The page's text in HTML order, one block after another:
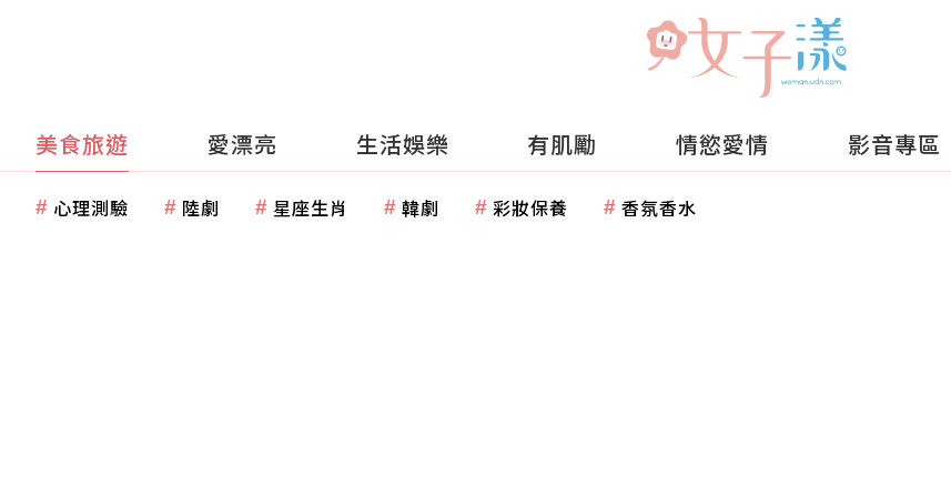
美食旅遊 愛漂亮 生活娛樂 有肌勵 情慾愛情 影音專區
心理測驗 陸劇 星座生肖 韓劇 彩妝保養 香氛香水